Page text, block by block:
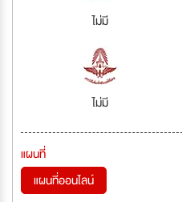
ไม่มี
ไม่มี
แผนที่
แผนที่ออนไลน์